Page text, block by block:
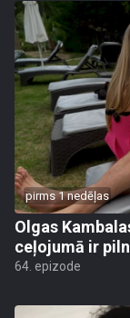
pirms 1 nedēļas
Olgas
ceļojumā ir
64. epizode